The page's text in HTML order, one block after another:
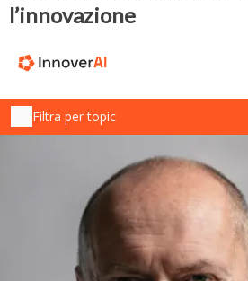
l’innovazione
Filtra per topic